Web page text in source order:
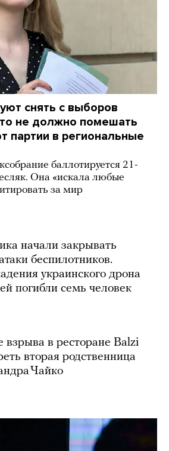
снять с выборов
не должно помешать
партии в региональные
баллотируется 21-
Она «искала любые
за мир
начали закрывать
беспилотников.
украинского дрона
погибли семь человек
взрыва в ресторане Balzi
вторая родственница
Чайко